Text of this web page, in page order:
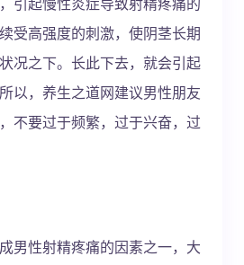
受高强度的刺激，使阴茎长期
况之下。长此下去，就会引起
以，养生之道网建议男性朋友
不要过于频繁，过于兴奋，过
男性射精疼痛的因素之一，大